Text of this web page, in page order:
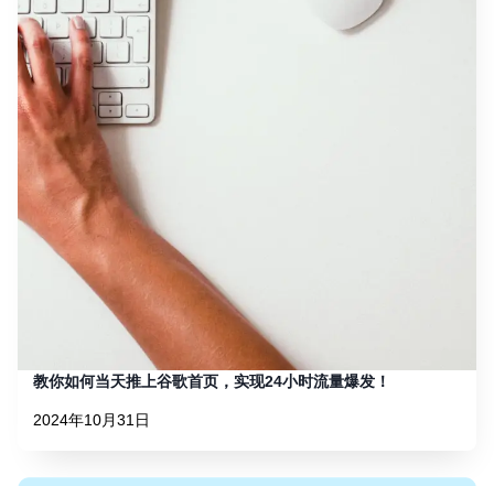
教你如何当天推上谷歌首页，实现24小时流量爆发！
2024年10月31日